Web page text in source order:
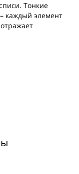
Тонкие
каждый элемент